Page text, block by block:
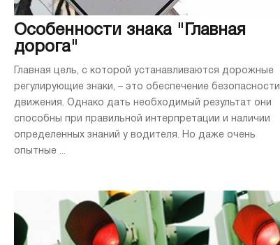
Особенности знака "Главная
дорога"
Главная цель, с которой устанавливаются дорожные
регулирующие знаки, – это обеспечение безопасности
движения. Однако дать необходимый результат они
способны при правильной интерпретации и наличии
определенных знаний у водителя. Но даже очень
опытные ...